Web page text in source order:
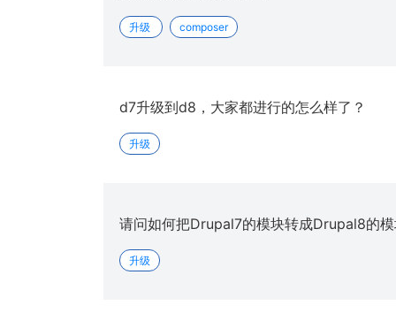
升级 composer
d7升级到d8，大家都进行的怎么样了？
升级
请问如何把Drupal7的模块转成Drupal8的
升级